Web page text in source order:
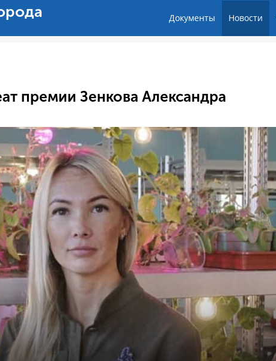
Документы Новости
премии Зенкова Александра